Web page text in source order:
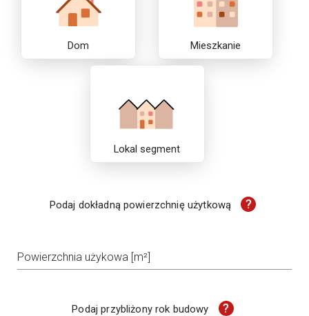
Dom Mieszkanie
Lokal segment
Podaj dokładną powierzchnię użytkową ?
Powierzchnia użykowa [m²]
Podaj przybliżony rok budowy ?